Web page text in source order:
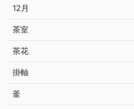
12月
茶室
茶花
掛軸
釜